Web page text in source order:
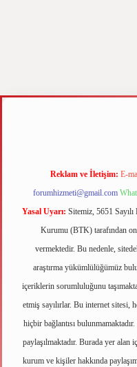
m elexbet
Reklam ve İletişim: E-
forumhizmeti@gmail.com
Yasal Uyarı: Sitemiz, 5651
Kurumu (BTK) tarafından
vermektedir. Bu nedenle,
araştırma yükümlülüğümüz
içeriklerin sorumluluğunu
etmiş sayılırlar. Bu internet sitesi,
hiçbir bağlantısı
paylaşılmaktadır. Burada yer alan
kurum ve kişiler hakkında